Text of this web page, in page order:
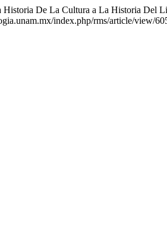
De La Cultura a La Historia Del
index.php/rms/article/view/